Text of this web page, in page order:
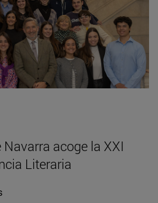
acoge la XXI
Literaria